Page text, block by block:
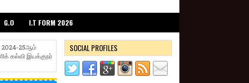
G.O I.T FORM 2026
2024-25ஆம்
கல்வி இயக்குநர்
SOCIAL PROFILES